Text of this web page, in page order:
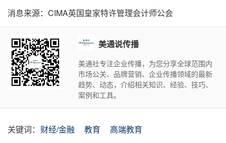
消息来源：CIMA英国皇家特许管理会计师公会
美通说传播
美通社专注企业传播，为您分享全球范围内
市场公关、品牌营销、企业传播领域的最新
趋势、动态，介绍相关知识、经验、技巧、
案例和工具。
关键词： 财经/金融 教育
高端教育